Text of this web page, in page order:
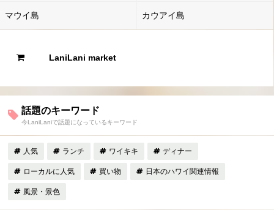
マウイ島 カウアイ島
LaniLani market
話題のキーワード
今LaniLaniで話題になっているキーワード
人気 ランチ ワイキキ ディナー
ローカルに人気 買い物 日本のハワイ関連情報
風景・景色